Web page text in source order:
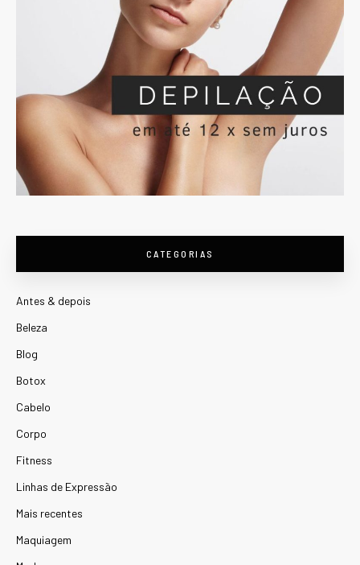
CATEGORIAS
Antes & depois
Beleza
Blog
Botox
Cabelo
Corpo
Fitness
Linhas de Expressão
Mais recentes
Maquiagem